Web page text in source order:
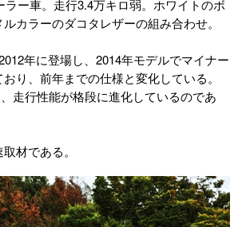
ー車。走行3.4万キロ弱。ホワイトのボ
カラーのダコタレザーの組み合わせ。
年に登場し、2014年モデルでマイナー
り、前年までの仕様と変化している。
走行性能が格段に進化しているのであ
材である。